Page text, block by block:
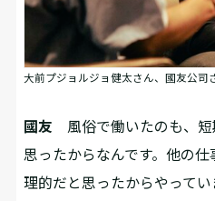
大前プジョルジョ健太さん、國友公司
國友 風俗で働いたのも、短
思ったからなんです。他の
理的だと思ったからやって